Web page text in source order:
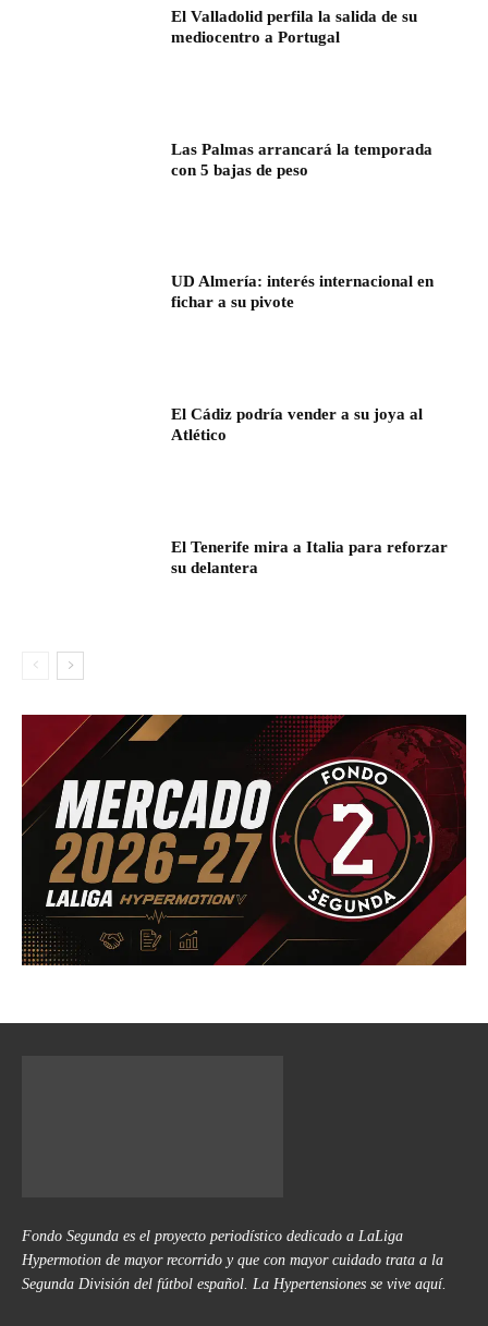
El Valladolid perfila la salida de su
mediocentro a Portugal
Las Palmas arrancará la temporada
con 5 bajas de peso
UD Almería: interés internacional en
fichar a su pivote
El Cádiz podría vender a su joya al
Atlético
El Tenerife mira a Italia para reforzar
su delantera
Fondo Segunda es el proyecto periodístico dedicado a LaLiga
Hypermotion de mayor recorrido y que con mayor cuidado trata a la
Segunda División del fútbol español. La Hypertensiones se vive aquí.